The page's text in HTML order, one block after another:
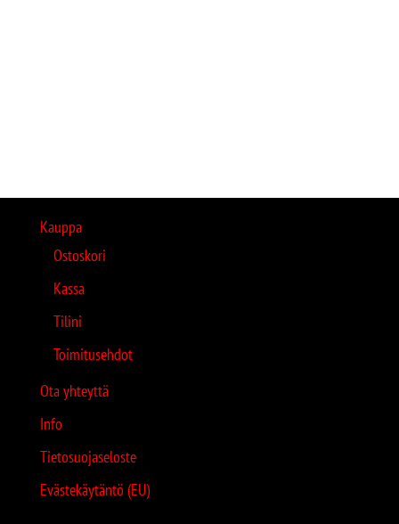
Kauppa
Ostoskori
Kassa
Tilini
Toimitusehdot
Ota yhteyttä
Info
Tietosuojaseloste
Evästekäytäntö (EU)